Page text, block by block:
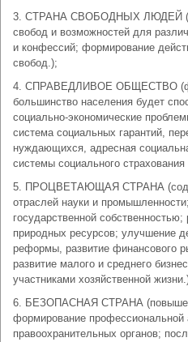
3. СТРАНА СВОБОДНЫХ ЛЮДЕЙ
свобод и возможностей для
и конфессий; формирование
свобод.);
4. СПРАВЕДЛИВОЕ ОБЩЕСТВО
большинство населения будет
социально-экономические
система социальных гарантий,
нуждающихся, адресная
системы социального
5. ПРОЦВЕТАЮЩАЯ СТРАНА
отраслей науки и
государственной
природных ресурсов; улучшение
реформы, развитие финансового
развитие малого и среднего
участниками хозяйственной
6. БЕЗОПАСНАЯ СТРАНА
формирование профессиональной
правоохранительных органов;